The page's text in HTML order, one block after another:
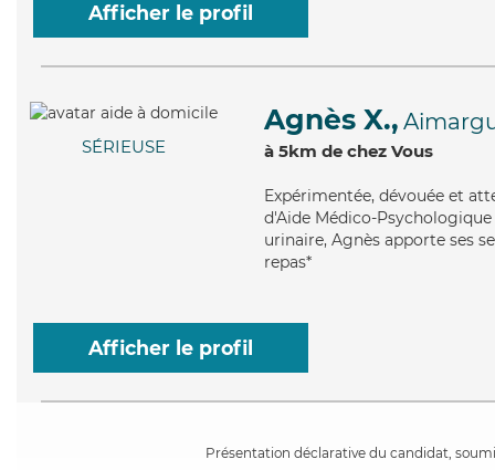
Afficher le profil
SÉRIEUSE
Agnès X.,
à 5km de chez Vous
Expérimentée, dévouée et
d'Aide Médico-
urinaire, Agnès apporte ses
repas*
Afficher le profil
Présentation déclarative du candidat,